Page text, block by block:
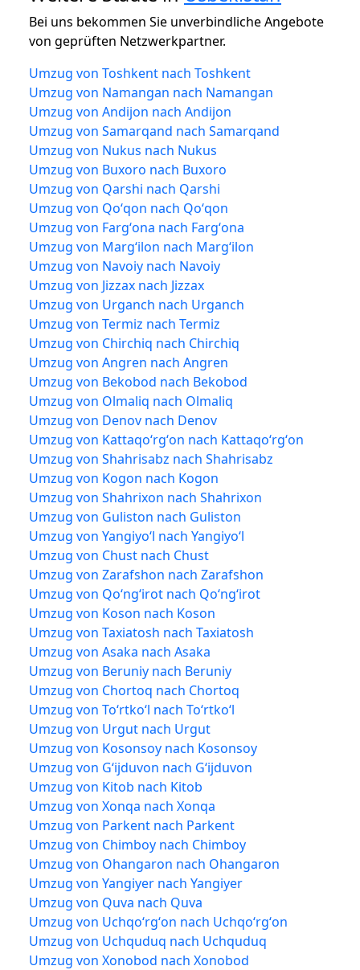
Bei uns bekommen Sie unverbindliche Angebote
von geprüften Netzwerkpartner.
Umzug von Toshkent nach Toshkent
Umzug von Namangan nach Namangan
Umzug von Andijon nach Andijon
Umzug von Samarqand nach Samarqand
Umzug von Nukus nach Nukus
Umzug von Buxoro nach Buxoro
Umzug von Qarshi nach Qarshi
Umzug von Qoʻqon nach Qoʻqon
Umzug von Fargʻona nach Fargʻona
Umzug von Margʻilon nach Margʻilon
Umzug von Navoiy nach Navoiy
Umzug von Jizzax nach Jizzax
Umzug von Urganch nach Urganch
Umzug von Termiz nach Termiz
Umzug von Chirchiq nach Chirchiq
Umzug von Angren nach Angren
Umzug von Bekobod nach Bekobod
Umzug von Olmaliq nach Olmaliq
Umzug von Denov nach Denov
Umzug von Kattaqoʻrgʻon nach Kattaqoʻrgʻon
Umzug von Shahrisabz nach Shahrisabz
Umzug von Kogon nach Kogon
Umzug von Shahrixon nach Shahrixon
Umzug von Guliston nach Guliston
Umzug von Yangiyoʻl nach Yangiyoʻl
Umzug von Chust nach Chust
Umzug von Zarafshon nach Zarafshon
Umzug von Qoʻngʻirot nach Qoʻngʻirot
Umzug von Koson nach Koson
Umzug von Taxiatosh nach Taxiatosh
Umzug von Asaka nach Asaka
Umzug von Beruniy nach Beruniy
Umzug von Chortoq nach Chortoq
Umzug von Toʻrtkoʻl nach Toʻrtkoʻl
Umzug von Urgut nach Urgut
Umzug von Kosonsoy nach Kosonsoy
Umzug von Gʻijduvon nach Gʻijduvon
Umzug von Kitob nach Kitob
Umzug von Xonqa nach Xonqa
Umzug von Parkent nach Parkent
Umzug von Chimboy nach Chimboy
Umzug von Ohangaron nach Ohangaron
Umzug von Yangiyer nach Yangiyer
Umzug von Quva nach Quva
Umzug von Uchqoʻrgʻon nach Uchqoʻrgʻon
Umzug von Uchquduq nach Uchquduq
Umzug von Xonobod nach Xonobod